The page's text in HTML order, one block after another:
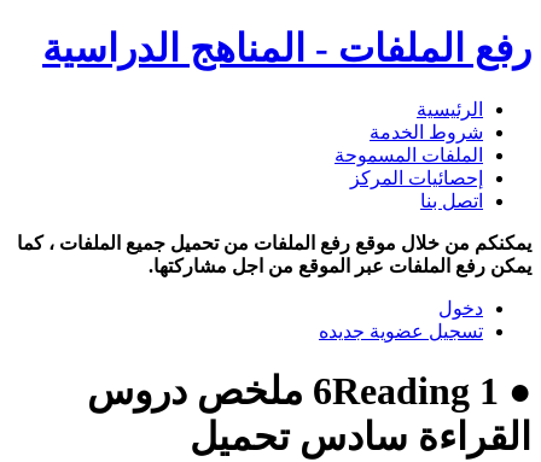
رفع الملفات - المناهج الدراسية
الرئيسية
شروط الخدمة
الملفات المسموحة
إحصائيات المركز
اتصل بنا
يمكنكم من خلال موقع رفع الملفات من تحميل جميع الملفات ، كما
يمكن رفع الملفات عبر الموقع من اجل مشاركتها.
دخول
تسجيل عضوية جديده
● 6Reading 1 ملخص دروس
القراءة سادس تحميل